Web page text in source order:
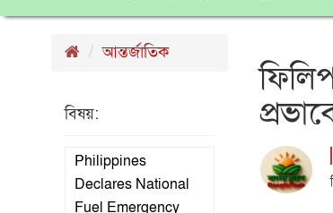
আন্তর্জাতিক
বিষয়:
Philippines
Declares National
Fuel Emergency